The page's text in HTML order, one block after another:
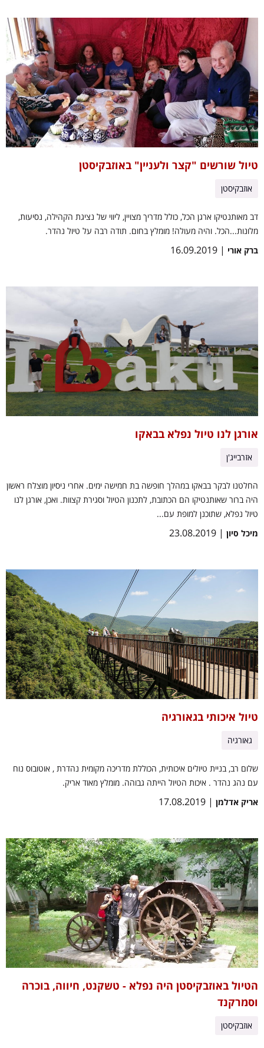
טיול שורשים "קצר ולעניין" באוזבקיסטן
אוזבקיסטן
דב מאותנטיקו ארגן הכל, כולל מדריך מצויין, ליווי של נציגת הקהילה, נסיעות,
מלונות...הכל. והיה מעולה! מומלץ בחום. תודה רבה על טיול נהדר.
ברק אורי | 16.09.2019
אורגן לנו טיול נפלא בבאקו
אזרבייג'ן
החלטנו לבקר בבאקו במהלך חופשה בת חמישה ימים. אחרי ניסיון מוצלח ראשון
היה ברור שאותנטיקו הם הכתובת, לתכנון הטיול וסגירת קצוות. ואכן, אורגן לנו
טיול נפלא, שתוכנן למופת עם...
מיכל סיון | 23.08.2019
טיול איכותי בגאורגיה
גאורגיה
שלום רב, בניית טיולים איכותית, הכוללת מדריכה מקומית נהדרת , אוטובוס נוח
עם נהג נהדר . איכות הטיול הייתה גבוהה. מומלץ מאוד אריק.
אריק אדלמן | 17.08.2019
הטיול באוזבקיסטן היה נפלא - טשקנט, חיווה, בוכרה
וסמרקנד
אוזבקיסטן